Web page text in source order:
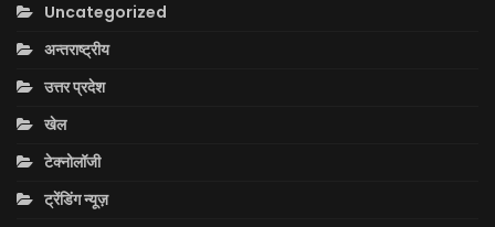
Uncategorized
अन्तराष्ट्रीय
उत्तर प्रदेश
खेल
टेक्नोलॉजी
ट्रेंडिंग न्यूज़